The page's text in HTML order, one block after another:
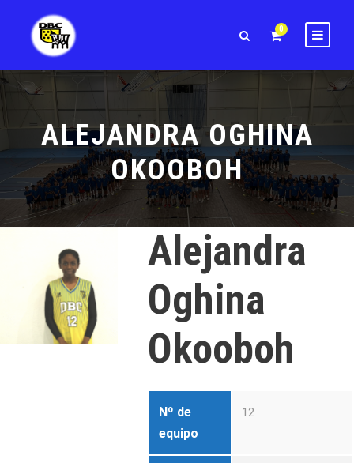
0
ALEJANDRA OGHINA
OKOOBOH
Alejandra
Oghina
Okooboh
Nº de
equipo
12